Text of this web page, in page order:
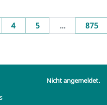
4 5 ... 875
Nicht angemeldet.